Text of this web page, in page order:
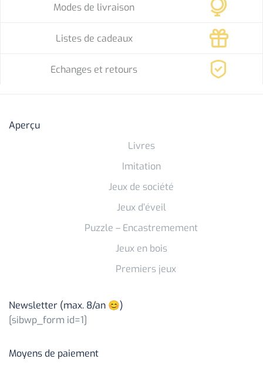
Modes de livraison
Listes de cadeaux
Echanges et retours
Aperçu
Livres
Imitation
Jeux de société
Jeux d’éveil
Puzzle – Encastremement
Jeux en bois
Premiers jeux
Newsletter (max. 8/an 😊)
[sibwp_form id=1]
Moyens de paiement